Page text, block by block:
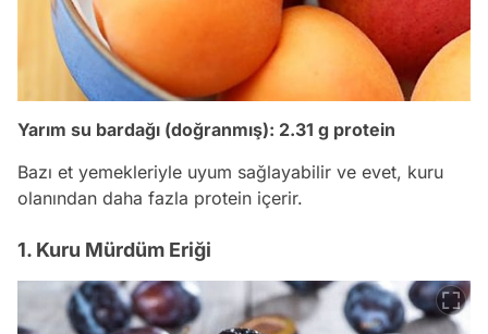
Yarım su bardağı (doğranmış): 2.31 g protein
Bazı et yemekleriyle uyum sağlayabilir ve evet, kuru
olanından daha fazla protein içerir.
1. Kuru Mürdüm Eriği